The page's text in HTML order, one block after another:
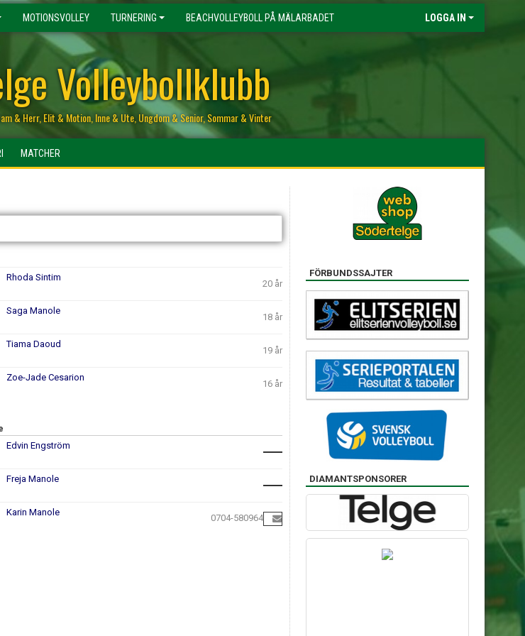
MOTIONSVOLLEY TURNERING BEACHVOLLEYBOLL PÅ MÄLARBADET LOGGA IN
Volleybollklubb
& Herr, Elit & Motion, Inne & Ute, Ungdom & Senior, Sommar & Vinter
MATCHER
Rhoda Sintim
20 år
Saga Manole
18 år
Tiama Daoud
19 år
Zoe-Jade Cesarion
16 år
Edvin Engström
Freja Manole
Karin Manole
0704-580964
FÖRBUNDSSAJTER
DIAMANTSPONSORER